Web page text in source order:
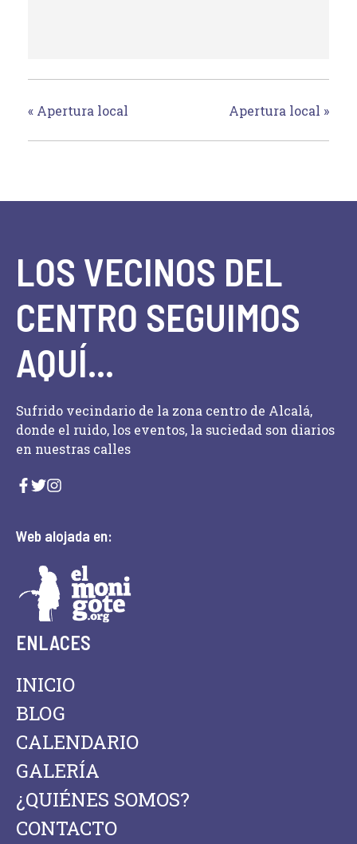
« Apertura local Apertura local »
LOS VECINOS DEL
CENTRO SEGUIMOS
AQUÍ...
Sufrido vecindario de la zona centro de Alcalá,
donde el ruido, los eventos, la suciedad son diarios
en nuestras calles
Web alojada en:
ENLACES
INICIO
BLOG
CALENDARIO
GALERÍA
¿QUIÉNES SOMOS?
CONTACTO